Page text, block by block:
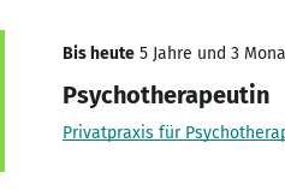
Bis heute 5 Jahre und 3
Psychotherapeutin
Privatpraxis für